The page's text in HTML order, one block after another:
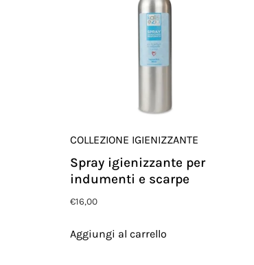
COLLEZIONE IGIENIZZANTE
Spray igienizzante per
indumenti e scarpe
€16,00
Aggiungi al carrello